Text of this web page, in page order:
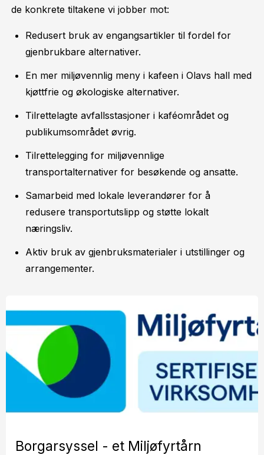
de konkrete tiltakene vi jobber mot:
Redusert bruk av engangsartikler til fordel for
gjenbrukbare alternativer.
En mer miljøvennlig meny i kafeen i Olavs hall med
kjøttfrie og økologiske alternativer.
Tilrettelagte avfallsstasjoner i kaféområdet og
publikumsområdet øvrig.
Tilrettelegging for miljøvennlige
transportalternativer for besøkende og ansatte.
Samarbeid med lokale leverandører for å
redusere transportutslipp og støtte lokalt
næringsliv.
Aktiv bruk av gjenbruksmaterialer i utstillinger og
arrangementer.
Bor­gar­sys­sel - et Miljø­fyr­tårn